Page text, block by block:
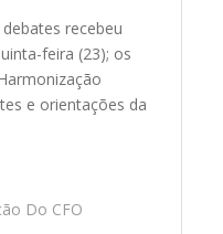
recebeu
feira (23); os
e orientações da
Do CFO